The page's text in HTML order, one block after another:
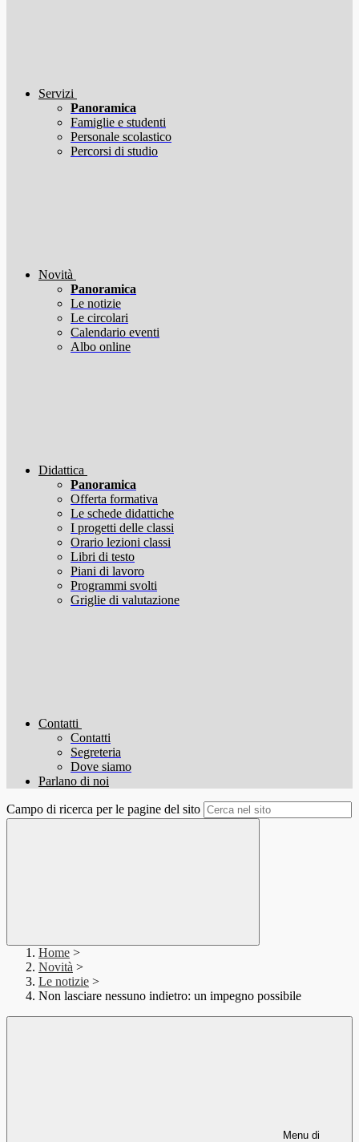
Servizi
Panoramica
Famiglie e studenti
Personale scolastico
Percorsi di studio
Novità
Panoramica
Le notizie
Le circolari
Calendario eventi
Albo online
Didattica
Panoramica
Offerta formativa
Le schede didattiche
I progetti delle classi
Orario lezioni classi
Libri di testo
Piani di lavoro
Programmi svolti
Griglie di valutazione
Contatti
Contatti
Segreteria
Dove siamo
Parlano di noi
Campo di ricerca per le pagine del sito
Home >
Novità >
Le notizie >
Non lasciare nessuno indietro: un impegno possibile
Menu di